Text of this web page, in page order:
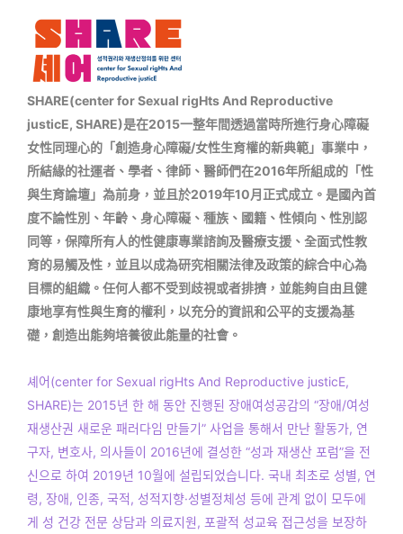
SHARE(center for Sexual rigHts And Reproductive
justicE, SHARE)是在2015一整年間透過當時所進行身心障礙
女性同理心的「創造身心障礙/女性生育權的新典範」事業中，
所結緣的社運者、學者、律師、醫師們在2016年所組成的「性
與生育論壇」為前身，並且於2019年10月正式成立。是國內首
度不論性別、年齡、身心障礙、種族、國籍、性傾向、性別認
同等，保障所有人的性健康專業諮詢及醫療支援、全面式性教
育的易觸及性，並且以成為研究相關法律及政策的綜合中心為
目標的組織。任何人都不受到歧視或者排擠，並能夠自由且健
康地享有性與生育的權利，以充分的資訊和公平的支援為基
礎，創造出能夠培養彼此能量的社會。
셰어(center for Sexual rigHts And Reproductive justicE,
SHARE)는 2015년 한 해 동안 진행된 장애여성공감의 “장애/여성
재생산권 새로운 패러다임 만들기” 사업을 통해서 만난 활동가, 연
구자, 변호사, 의사들이 2016년에 결성한 “성과 재생산 포럼”을 전
신으로 하여 2019년 10월에 설립되었습니다. 국내 최초로 성별, 연
령, 장애, 인종, 국적, 성적지향·성별정체성 등에 관계 없이 모두에
게 성 건강 전문 상담과 의료지원, 포괄적 성교육 접근성을 보장하